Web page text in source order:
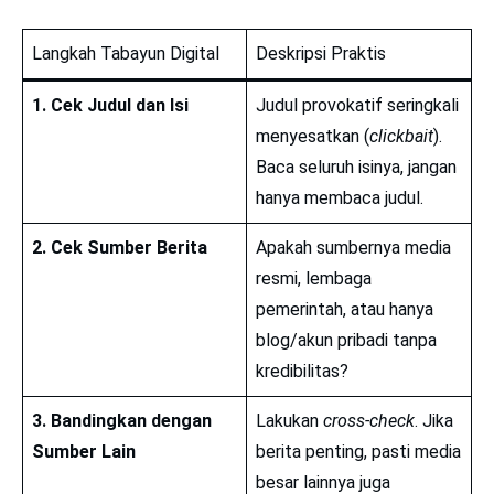
Langkah Tabayun Digital Deskripsi Praktis
1. Cek Judul dan Isi
Judul provokatif seringkali
menyesatkan (clickbait).
Baca seluruh isinya, jangan
hanya membaca judul.
2. Cek Sumber Berita
Apakah sumbernya media
resmi, lembaga
pemerintah, atau hanya
blog/akun pribadi tanpa
kredibilitas?
3. Bandingkan dengan
Sumber Lain
Lakukan cross-check. Jika
berita penting, pasti media
besar lainnya juga